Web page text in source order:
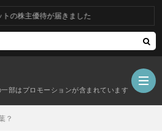
部はプロモーションが含まれています
主優待が届きました
？